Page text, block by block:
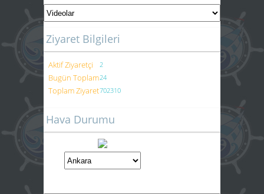
Ziyaret Bilgileri
Aktif Ziyaretçi 2
Bugün Toplam24
Toplam Ziyaret702310
Hava Durumu